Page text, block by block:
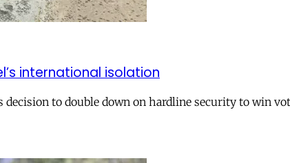
international isolation
to double down on hardline security to win